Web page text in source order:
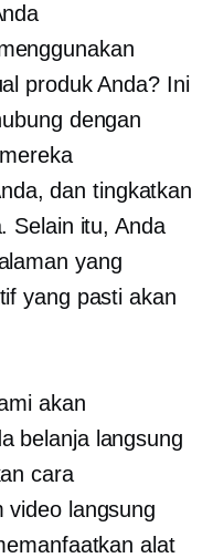
produk Anda? Ini
dengan
dan tingkatkan
Selain itu, Anda
yang
yang pasti akan
akan
belanja langsung
cara
video langsung
alat